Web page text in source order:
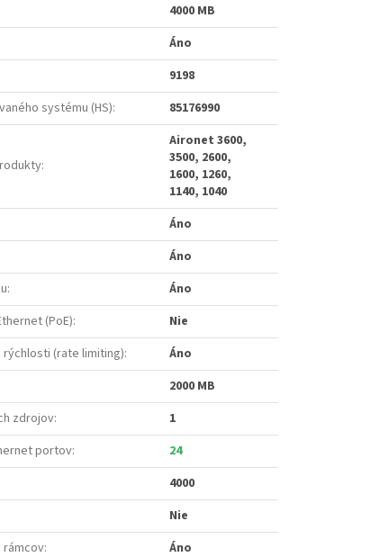
4000 MB
Áno
9198
systému (HS): 85176990
:
Aironet 3600,
3500, 2600,
1600, 1260,
1140, 1040
Áno
Áno
:
Áno
(PoE):
Nie
(rate limiting):
Áno
2000 MB
zdrojov:
1
portov:
24
4000
Nie
rámcov:
Áno